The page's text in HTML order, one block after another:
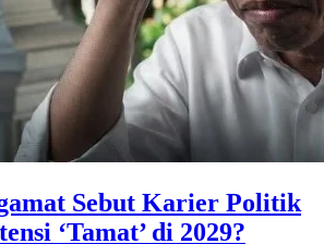
Sebut Karier Politik
‘Tamat’ di 2029?